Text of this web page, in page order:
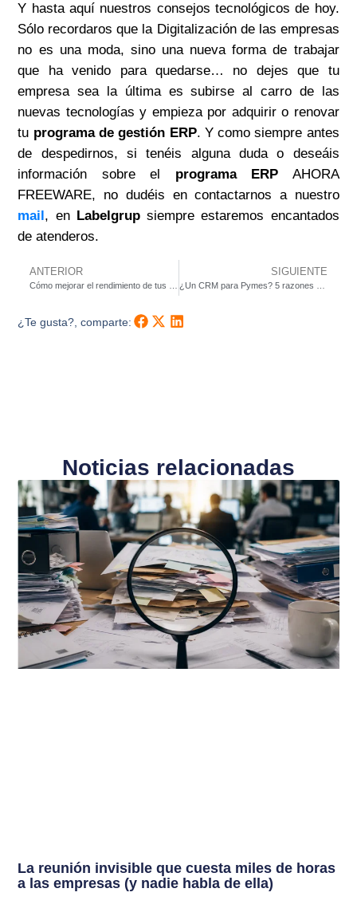
Y hasta aquí nuestros consejos tecnológicos de hoy.
Sólo recordaros que la Digitalización de las empresas
no es una moda, sino una nueva forma de trabajar
que ha venido para quedarse… no dejes que tu
empresa sea la última es subirse al carro de las
nuevas tecnologías y empieza por adquirir o renovar
tu programa de gestión ERP. Y como siempre antes
de despedirnos, si tenéis alguna duda o deseáis
información sobre el programa ERP AHORA
FREEWARE, no dudéis en contactarnos a nuestro
mail , enLabelgrupsiempre estaremos encantados
de atenderos.
ANTERIOR SIGUIENTE
¿Te gusta?, comparte:
Noticias relacionadas
La reunión invisible que cuesta miles de horas
a las empresas (y nadie habla de ella)